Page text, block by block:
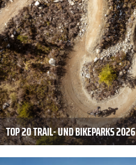
TOP 20 TRAIL- UND BIKEPARKS 2026